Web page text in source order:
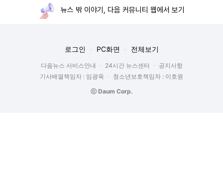
뉴스 밖 이야기, 다음 커뮤니티 웹에서 보기
로그인 PC화면 전체보기
다음뉴스 서비스안내 24시간 뉴스센터
공지사항
기사배열책임자 : 임광욱
청소년보호책임자 : 이호원
ⓒ Daum Corp.